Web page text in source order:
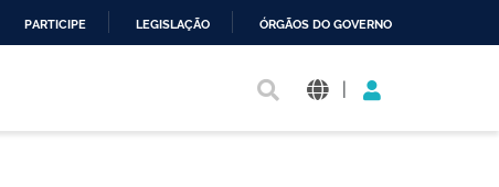
PARTICIPE LEGISLAÇÃO ÓRGÃOS DO GOVERNO
|